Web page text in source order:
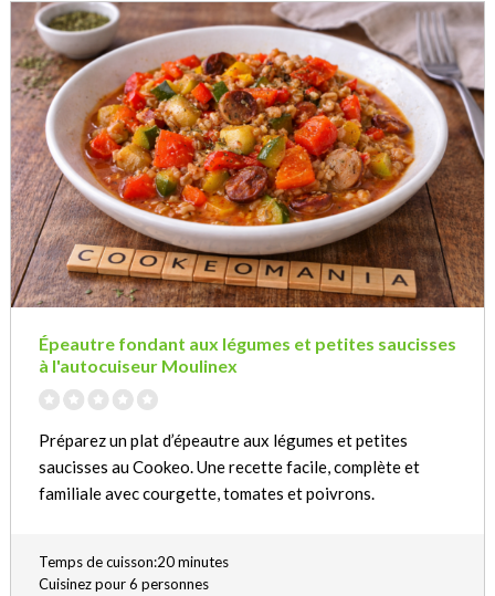
Épeautre fondant aux légumes et petites saucisses
à l'autocuiseur Moulinex
Préparez un plat d’épeautre aux légumes et petites
saucisses au Cookeo. Une recette facile, complète et
familiale avec courgette, tomates et poivrons.
Temps de cuisson:20 minutes
Cuisinez pour 6 personnes